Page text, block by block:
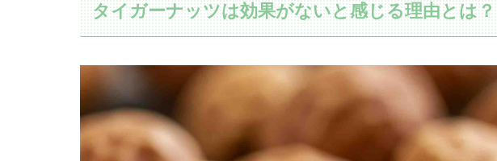
タイガーナッツは効果がないと感じる理由とは？